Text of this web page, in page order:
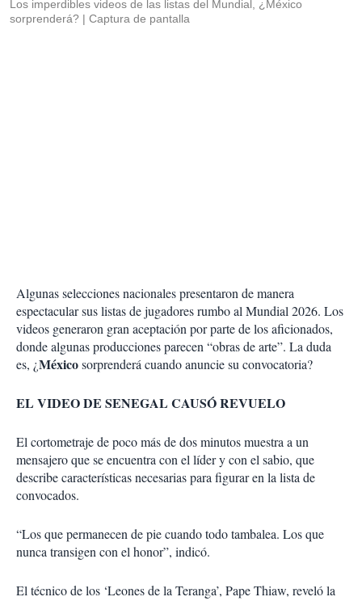
Los imperdibles videos de las listas del Mundial, ¿México
sorprenderá?
Captura de pantalla
Algunas selecciones nacionales presentaron de manera
espectacular sus listas de jugadores rumbo al Mundial 2026. Los
videos generaron gran aceptación por parte de los aficionados,
donde algunas producciones parecen “obras de arte”. La duda
es, ¿Méxicosorprenderá cuando anuncie su convocatoria?
EL VIDEO DE SENEGAL CAUSÓ REVUELO
El cortometraje de poco más de dos minutos muestra a un
mensajero que se encuentra con el líder y con el sabio, que
describe características necesarias para figurar en la lista de
convocados.
“Los que permanecen de pie cuando todo tambalea. Los que
nunca transigen con el honor”, indicó.
El técnico de los ‘Leones de la Teranga’, Pape Thiaw, reveló la